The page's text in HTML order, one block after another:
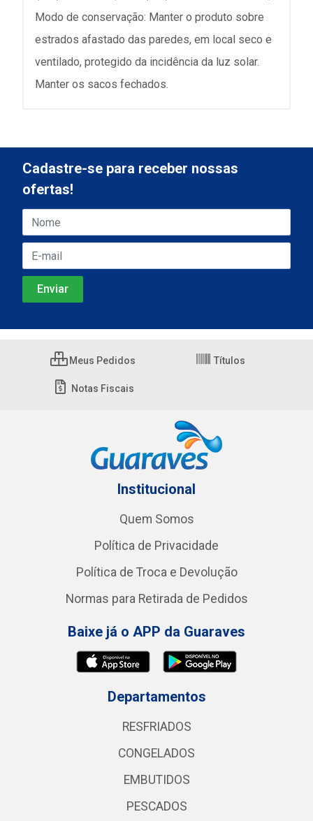
Modo de conservação: Manter o produto sobre
estrados afastado das paredes, em local seco e
ventilado, protegido da incidência da luz solar.
Manter os sacos fechados.
Cadastre-se para receber nossas
ofertas!
Meus Pedidos Títulos
Notas Fiscais
Institucional
Quem Somos
Política de Privacidade
Política de Troca e Devolução
Normas para Retirada de Pedidos
Baixe já o APP da Guaraves
Departamentos
RESFRIADOS
CONGELADOS
EMBUTIDOS
PESCADOS